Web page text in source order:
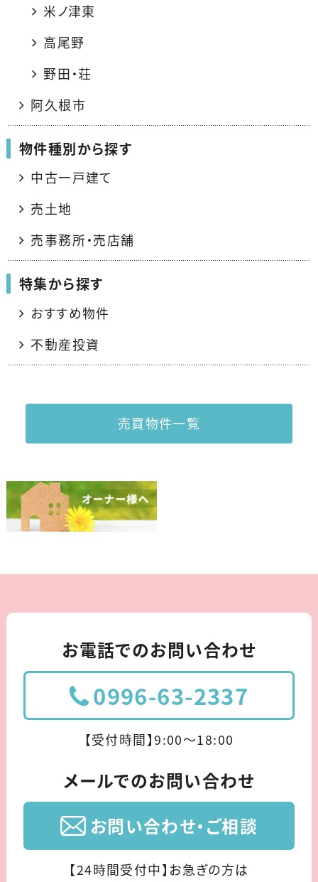
米ノ津東
高尾野
野田・荘
阿久根市
物件種別から探す
中古一戸建て
売土地
売事務所・売店舗
特集から探す
おすすめ物件
不動産投資
売買物件一覧
お電話でのお問い合わせ
0996-63-2337
【受付時間】9:00〜18:00
メールでのお問い合わせ
お問い合わせ・ご相談
【24時間受付中】お急ぎの方は